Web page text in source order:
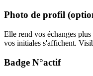
Photo de profil
Elle rend vos échanges plus
vos initiales s'affichent.
Badge N°actif